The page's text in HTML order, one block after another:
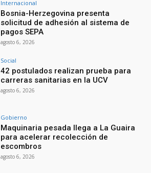
Internacional
Bosnia-Herzegovina presenta
solicitud de adhesión al sistema de
pagos SEPA
agosto 6, 2026
Social
42 postulados realizan prueba para
carreras sanitarias en la UCV
agosto 6, 2026
Gobierno
Maquinaria pesada llega a La Guaira
para acelerar recolección de
escombros
agosto 6, 2026